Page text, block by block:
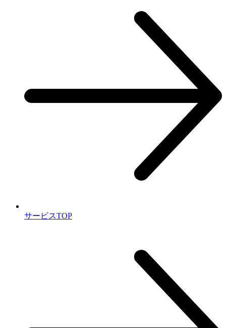
サービスTOP